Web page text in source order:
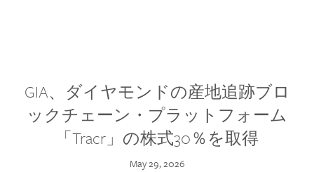
GIA、ダイヤモンドの産地追跡ブロ
ックチェーン・プラットフォーム
「Tracr」の株式30％を取得
May 29, 2026